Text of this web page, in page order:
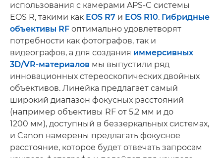
использования с камерами APS-C системы
EOS R, такими как EOS R7 и EOS R10. Гибридные
объективы RF оптимально удовлетворят
потребности как фотографов, так и
видеографов, а для создания иммерсивных
3D/VR-материалов мы выпустили ряд
инновационных стереоскопических двойных
объективов. Линейка предлагает самый
широкий диапазон фокусных расстояний
(например объективы RF от 5,2 мм и до
1200 мм), доступный в беззеркальных системах,
и Canon намерены предлагать фокусное
расстояние, которое будет отвечать запросам